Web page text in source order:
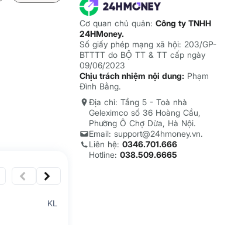
KL
Cơ quan chủ quản: Công ty TNHH
24HMoney.
Số giấy phép mạng xã hội: 203/GP-
BTTTT do BỘ TT & TT cấp ngày
09/06/2023
Chịu trách nhiệm nội dung: Phạm
Đình Bằng.
Địa chỉ: Tầng 5 - Toà nhà
Geleximco số 36 Hoàng Cầu,
Phường Ô Chợ Dừa, Hà Nội.
Email: support@24hmoney.vn.
Liên hệ: 0346.701.666
Hotline: 038.509.6665